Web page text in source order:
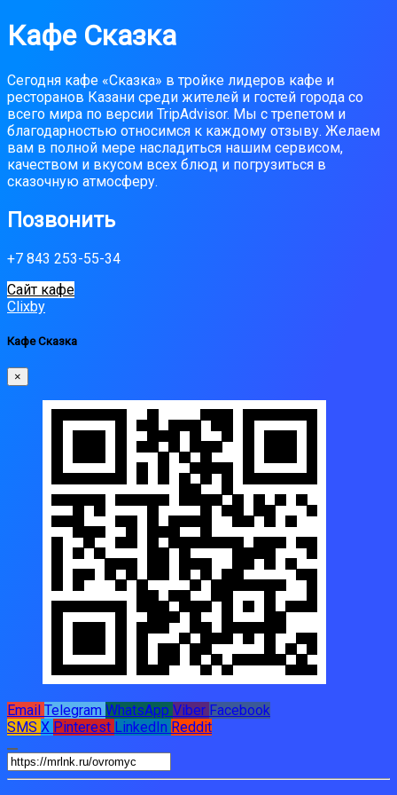
Кафе Сказка
Сегодня кафе «Сказка» в тройке лидеров кафе и
ресторанов Казани среди жителей и гостей города со
всего мира по версии TripAdvisor. Мы с трепетом и
благодарностью относимся к каждому отзыву. Желаем
вам в полной мере насладиться нашим сервисом,
качеством и вкусом всех блюд и погрузиться в
сказочную атмосферу.
Позвонить
+7 843 253-55-34
Сайт кафе
Clixby
Кафе Сказка
×
Email Telegram WhatsApp Viber Facebook
SMS X Pinterest LinkedIn Reddit